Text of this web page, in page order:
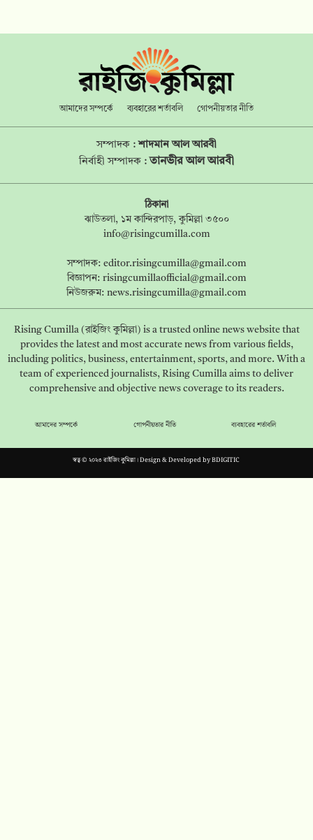
আমাদের সম্পর্কে ব্যবহারের শর্তাবলি গোপনীয়তার নীতি
সম্পাদক :শাদমান আল আরবী
নির্বাহী সম্পাদক : তানভীর আল আরবী
ঠিকানা
ঝাউতলা, ১ম কান্দিরপাড়, কুমিল্লা ৩৫০০
info@risingcumilla.com
সম্পাদক: editor.risingcumilla@gmail.com
বিজ্ঞাপন: risingcumillaofficial@gmail.com
নিউজরুম: news.risingcumilla@gmail.com
Rising Cumilla (রাইজিং কুমিল্লা) is a trusted online news website that
provides the latest and most accurate news from various fields,
including politics, business, entertainment, sports, and more. With a
team of experienced journalists, Rising Cumilla aims to deliver
comprehensive and objective news coverage to its readers.
আমাদের সম্পর্কে গোপনীয়তার নীতি ব্যবহারের শর্তাবলি
স্বত্ব © ২০২৩ রাইজিং কুমিল্লা। Design & Developed byBDIGITIC